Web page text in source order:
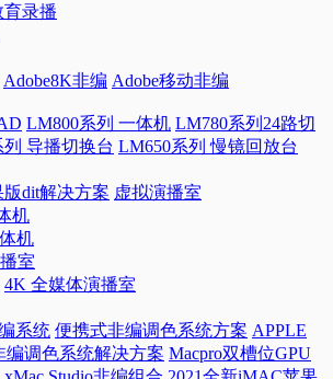
育录播
Adobe8K非编 Adobe移动非编
LM800系列 一体机 LM780系列24路切
导播切换台 LM650系列 慢镜回放台
版dit解决方案 虚拟演播室
机
机
室
4K 全媒体演播室
系统 便携式非编调色系统方案 APPLE
编调色系统解决方案 Macpro双槽位GPU